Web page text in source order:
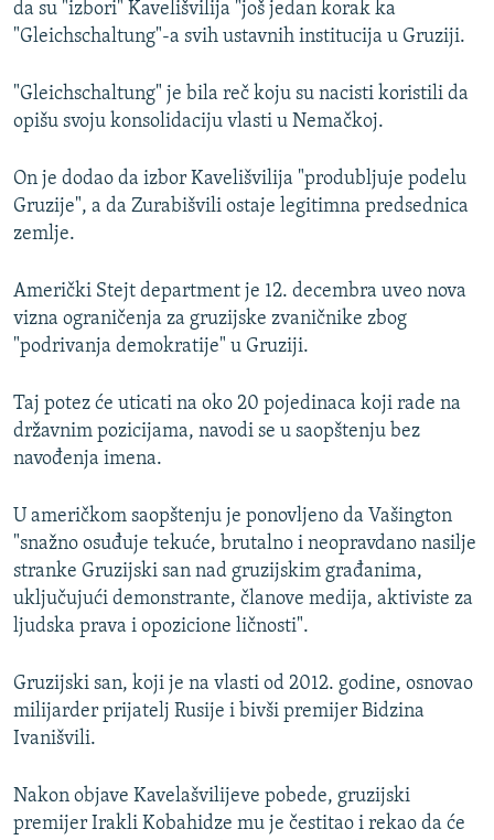
da su "izbori" Kavelišvilija "još jedan korak ka
"Gleichschaltung"-a svih ustavnih institucija u Gruziji.
"Gleichschaltung" je bila reč koju su nacisti koristili da
opišu svoju konsolidaciju vlasti u Nemačkoj.
On je dodao da izbor Kavelišvilija "produbljuje podelu
Gruzije", a da Zurabišvili ostaje legitimna predsednica
zemlje.
Američki Stejt department je 12. decembra uveo nova
vizna ograničenja za gruzijske zvaničnike zbog
"podrivanja demokratije" u Gruziji.
Taj potez će uticati na oko 20 pojedinaca koji rade na
državnim pozicijama, navodi se u saopštenju bez
navođenja imena.
U američkom saopštenju je ponovljeno da Vašington
"snažno osuđuje tekuće, brutalno i neopravdano nasilje
stranke Gruzijski san nad gruzijskim građanima,
uključujući demonstrante, članove medija, aktiviste za
ljudska prava i opozicione ličnosti".
Gruzijski san, koji je na vlasti od 2012. godine, osnovao
milijarder prijatelj Rusije i bivši premijer Bidzina
Ivanišvili.
Nakon objave Kavelašvilijeve pobede, gruzijski
premijer Irakli Kobahidze mu je čestitao i rekao da će